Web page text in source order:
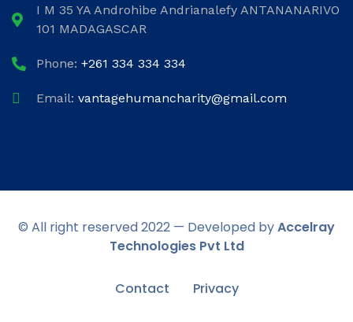
I M 35 YA Androhibe Andrianalefy ANTANANARIVO
101 MADAGASCAR
Phone: +261 334 334 334
Email: vantagehumancharity@gmail.com
© All right reserved 2022 — Developed byAccelray
Technologies Pvt Ltd
Contact Privacy